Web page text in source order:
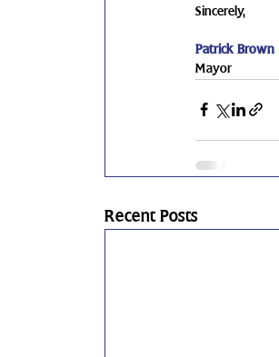
Sincerely,
Patrick Brown
Mayor
Recent Posts